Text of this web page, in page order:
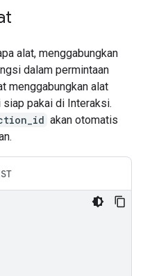
alat, menggabungkan
dalam permintaan
menggabungkan alat
siap pakai di Interaksi.
akan otomatis